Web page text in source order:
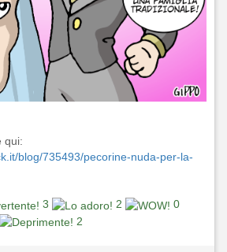
qui:
blog/735493/pecorine-nuda-per-la-
3 2
0
2